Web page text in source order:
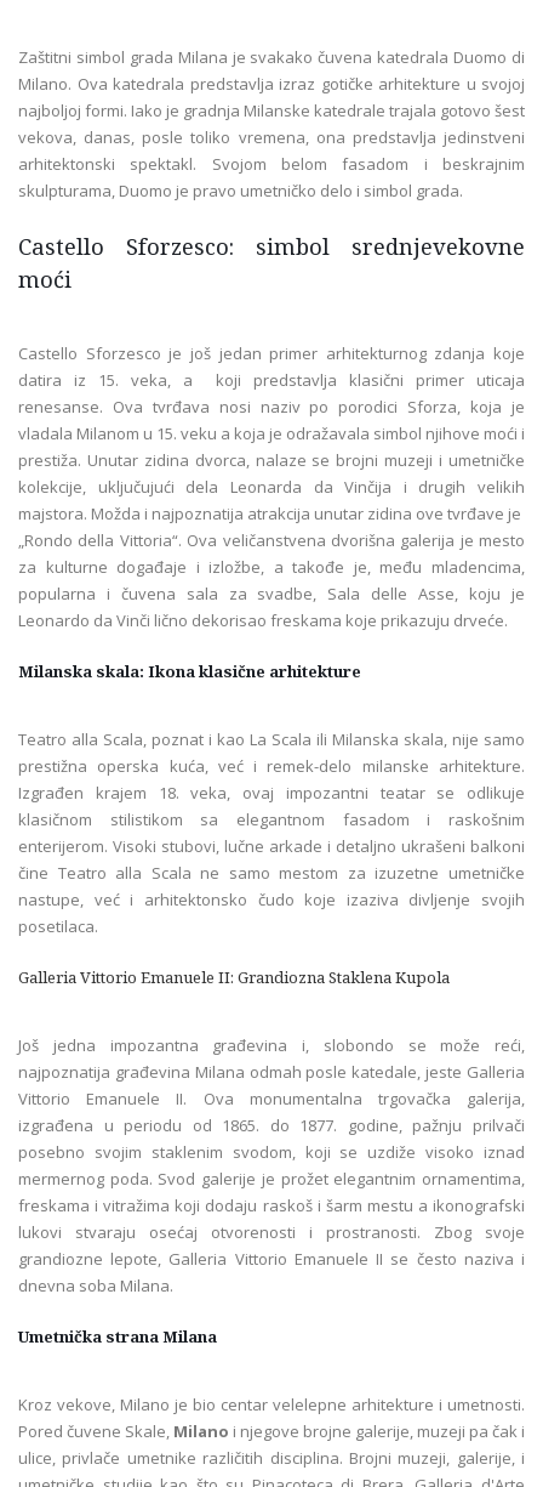
Zaštitni simbol grada Milana je svakako čuvena katedrala Duomo di
Milano. Ova katedrala predstavlja izraz gotičke arhitekture u svojoj
najboljoj formi. Iako je gradnja Milanske katedrale trajala gotovo šest
vekova, danas, posle toliko vremena, ona predstavlja jedinstveni
arhitektonski spektakl. Svojom belom fasadom i beskrajnim
skulpturama, Duomo je pravo umetničko delo i simbol grada.
Castello Sforzesco: simbol srednjevekovne
moći
Castello Sforzesco je još jedan primer arhitekturnog zdanja koje
datira iz 15. veka, a koji predstavlja klasični primer uticaja
renesanse. Ova tvrđava nosi naziv po porodici Sforza, koja je
vladala Milanom u 15. veku a koja je odražavala simbol njihove moći i
prestiža. Unutar zidina dvorca, nalaze se brojni muzeji i umetničke
kolekcije, uključujući dela Leonarda da Vinčija i drugih velikih
majstora. Možda i najpoznatija atrakcija unutar zidina ove tvrđave je
„Rondo della Vittoria“. Ova veličanstvena dvorišna galerija je mesto
za kulturne događaje i izložbe, a takođe je, među mladencima,
popularna i čuvena sala za svadbe, Sala delle Asse, koju je
Leonardo da Vinči lično dekorisao freskama koje prikazuju drveće.
Milanska skala: Ikona klasične arhitekture
Teatro alla Scala, poznat i kao La Scala ili Milanska skala, nije samo
prestižna operska kuća, već i remek-delo milanske arhitekture.
Izgrađen krajem 18. veka, ovaj impozantni teatar se odlikuje
klasičnom stilistikom sa elegantnom fasadom i raskošnim
enterijerom. Visoki stubovi, lučne arkade i detaljno ukrašeni balkoni
čine Teatro alla Scala ne samo mestom za izuzetne umetničke
nastupe, već i arhitektonsko čudo koje izaziva divljenje svojih
posetilaca.
Galleria Vittorio Emanuele II: Grandiozna Staklena Kupola
Još jedna impozantna građevina i, slobondo se može reći,
najpoznatija građevina Milana odmah posle katedale, jeste Galleria
Vittorio Emanuele II. Ova monumentalna trgovačka galerija,
izgrađena u periodu od 1865. do 1877. godine, pažnju prilvači
posebno svojim staklenim svodom, koji se uzdiže visoko iznad
mermernog poda. Svod galerije je prožet elegantnim ornamentima,
freskama i vitražima koji dodaju raskoš i šarm mestu a ikonografski
lukovi stvaraju osećaj otvorenosti i prostranosti. Zbog svoje
grandiozne lepote, Galleria Vittorio Emanuele II se često naziva i
dnevna soba Milana.
Umetnička strana Milana
Kroz vekove, Milano je bio centar velelepne arhitekture i umetnosti.
Pored čuvene Skale, Milano i njegove brojne galerije, muzeji pa čak i
ulice, privlače umetnike različitih disciplina. Brojni muzeji, galerije, i